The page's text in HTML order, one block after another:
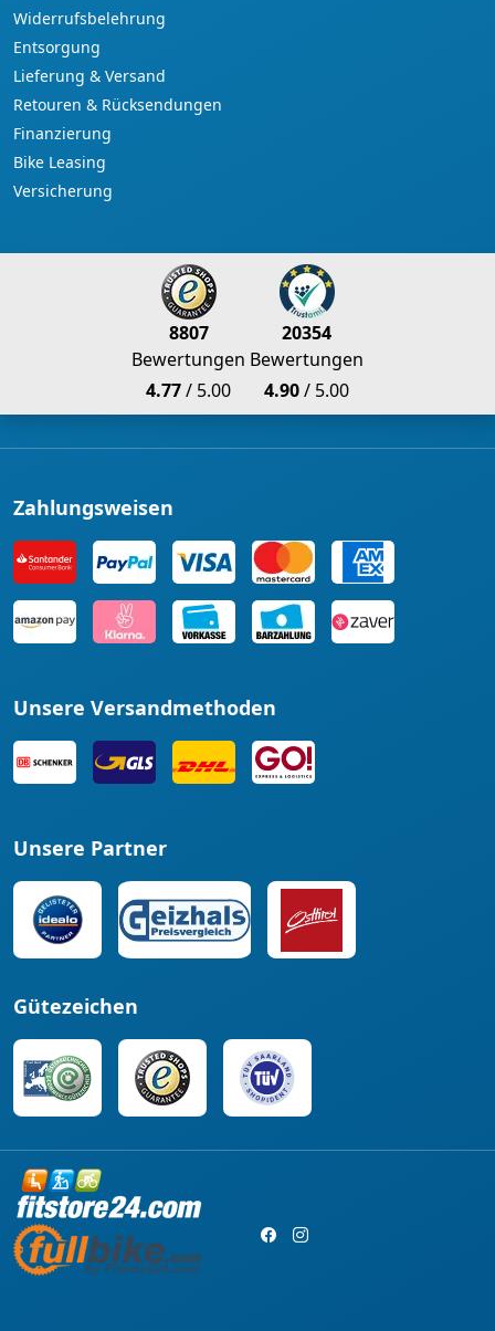
Widerrufsbelehrung
Entsorgung
Lieferung & Versand
Retouren & Rücksendungen
Finanzierung
Bike Leasing
Versicherung
8807
Bewertungen
4.77/ 5.00
20354
Bewertungen
4.90/ 5.00
Zahlungsweisen
Unsere Versandmethoden
Unsere Partner
Gütezeichen